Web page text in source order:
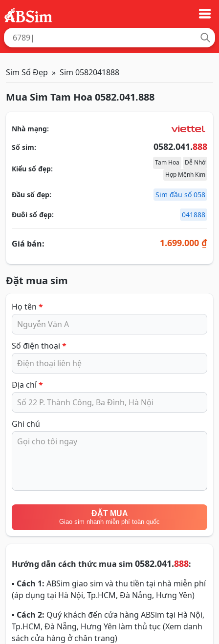
Sim Số Đẹp Sim 0582041888
Mua Sim Tam Hoa 0582.041.888
Nhà mạng:
Số sim:
0582.041.888
Kiểu số đẹp:
Tam Hoa
Dễ Nhớ
Hợp Mệnh Kim
Đầu số đẹp: Sim đầu số 058
Đuôi số đẹp: 041888
Giá bán: 1.699.000 ₫
Đặt mua sim
Họ tên *
Số điện thoại *
Địa chỉ*
Ghi chú
ĐẶT MUA
Giao sim nhanh miễn phí toàn quốc
Hướng dẫn cách thức mua sim 0582.041.888:
▪ Cách 1: ABSim giao sim và thu tiền tại nhà miễn phí
(áp dụng tại Hà Nội, Tp.HCM, Đà Nẵng, Hưng Yên)
▪ Cách 2: Quý khách đến cửa hàng ABSim tại Hà Nội,
Tp.HCM, Đà Nẵng, Hưng Yên làm thủ tục (Xem danh
sách cửa hàng ở chân trang)